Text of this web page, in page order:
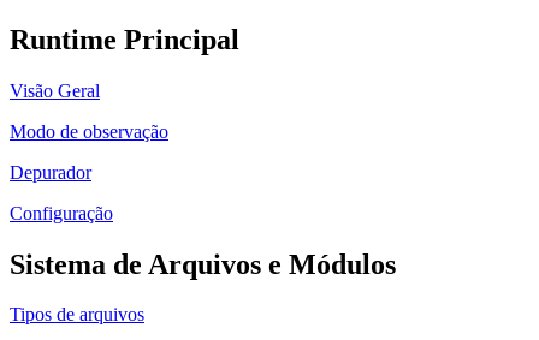
Runtime Principal
Visão Geral
Modo de observação
Depurador
Configuração
Sistema de Arquivos e Módulos
Tipos de arquivos